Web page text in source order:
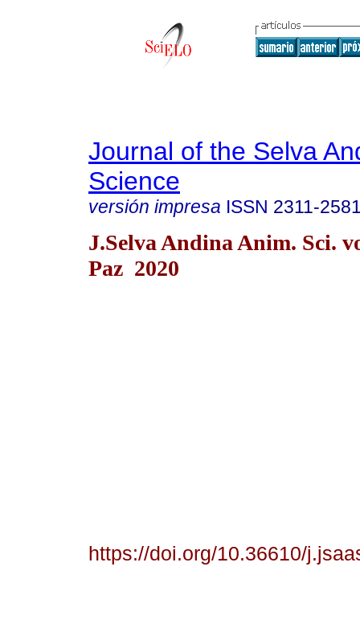
Journal of the Selva
Science
versión impresa ISSN 2311-
J.Selva Andina Anim. Sci.
Paz 2020
https://doi.org/10.36610/